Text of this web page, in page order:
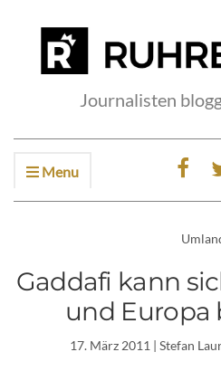
Journalisten
Menu
Gaddafi kann
und Europa
17. März 2011 | Stefan